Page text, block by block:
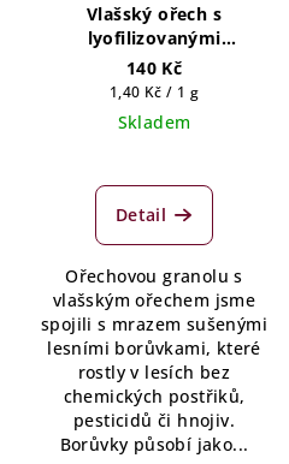
Vlašský ořech s
lyofilizovanými
borůvkami 100g (5 porcí)
140 Kč
Měrná
cena:
1,40 Kč / 1 g
Skladem
Detail
Ořechovou granolu s
vlašským ořechem jsme
spojili s mrazem sušenými
lesními borůvkami, které
rostly v lesích bez
chemických postřiků,
pesticidů či hnojiv.
Borůvky působí jako...